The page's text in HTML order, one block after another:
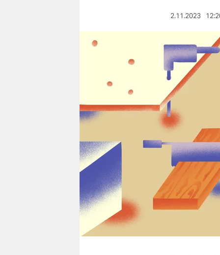
berlin
wahrheit
verlag
verlag
veranstaltungen
shop
fragen & hilfe
unterstützen
genossenschaft
2.11.2023